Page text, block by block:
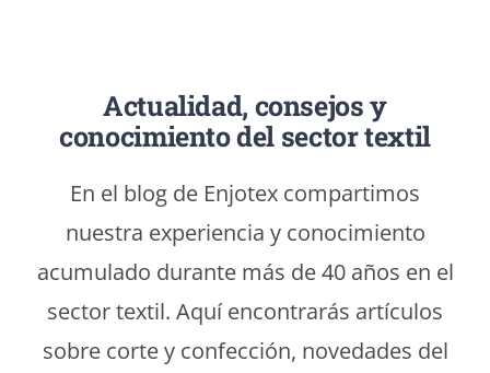
Actualidad, consejos y
conocimiento del sector textil
En el blog de Enjotex compartimos
nuestra experiencia y conocimiento
acumulado durante más de 40 años en el
sector textil. Aquí encontrarás artículos
sobre corte y confección, novedades del